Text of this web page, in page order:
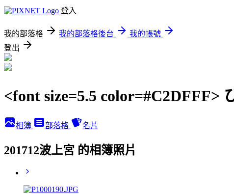
登入
我的部落格 我的部落格後台
我的帳號
登出
<font size=5.5 color=#C2DFFF>
相簿 部落格 名片
201712波上宮 的相簿照片